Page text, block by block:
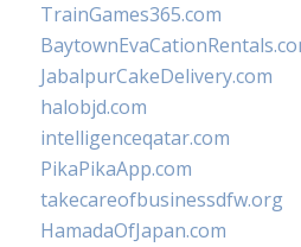
TrainGames365.com
JabalpurCakeDelivery.com
halobjd.com
intelligenceqatar.com
PikaPikaApp.com
takecareofbusinessdfw.org
HamadaOfJapan.com